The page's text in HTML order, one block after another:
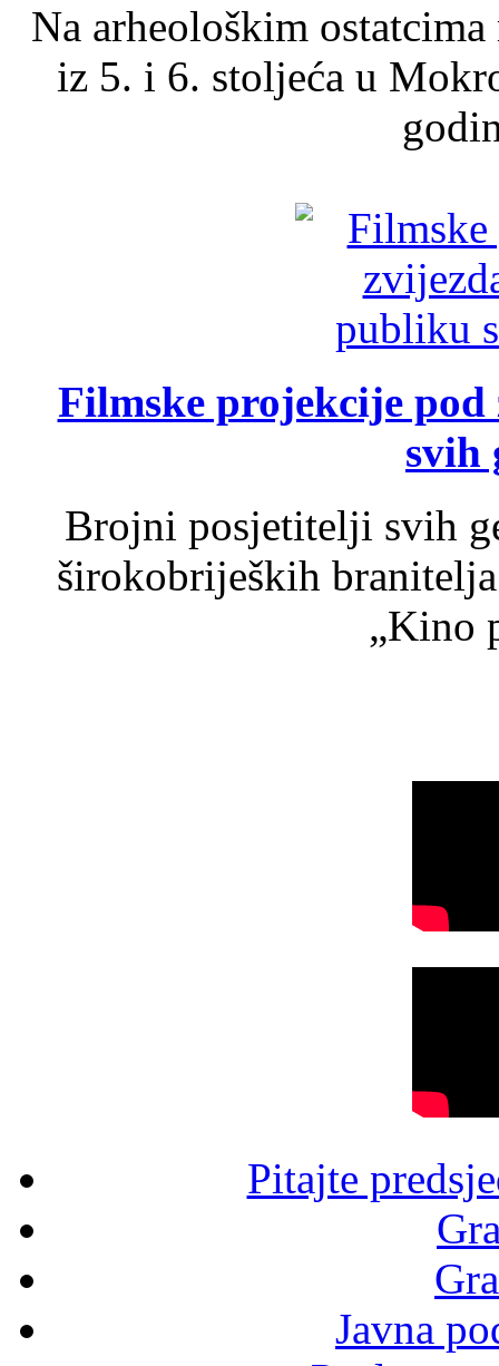
Na arheološkim
iz 5. i 6. stoljeća u
Filmske projekcije
svih
Brojni posjetitelji svih
širokobrijeških
„Kino
Pitajte
Javna